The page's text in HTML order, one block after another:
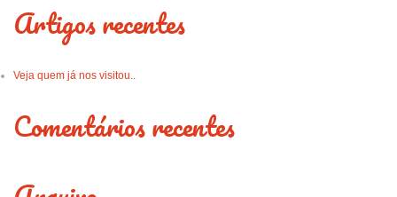
Artigos recentes
Veja quem já nos visitou..
Comentários recentes